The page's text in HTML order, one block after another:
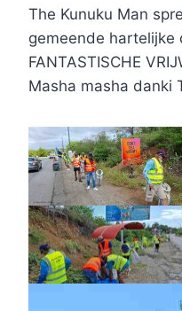
The Kunuku Man
gemeende hartelijke
FANTASTISCHE
Masha masha danki